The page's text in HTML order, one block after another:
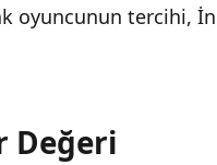
oyuncunun tercihi,
Değeri